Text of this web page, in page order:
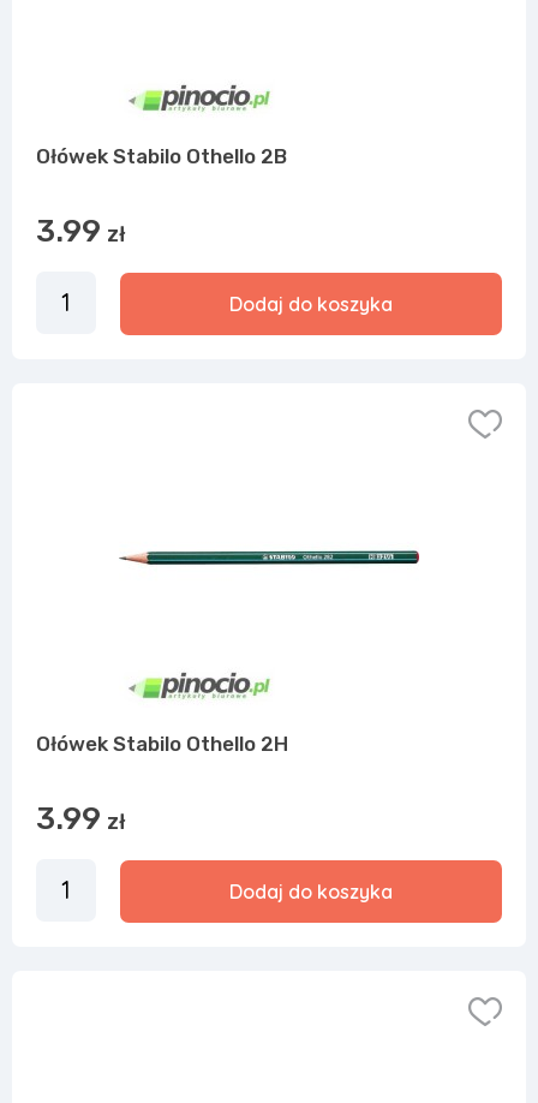
Ołówek Stabilo Othello 2B
3.99 zł
Dodaj do koszyka
Ołówek Stabilo Othello 2H
3.99 zł
Dodaj do koszyka